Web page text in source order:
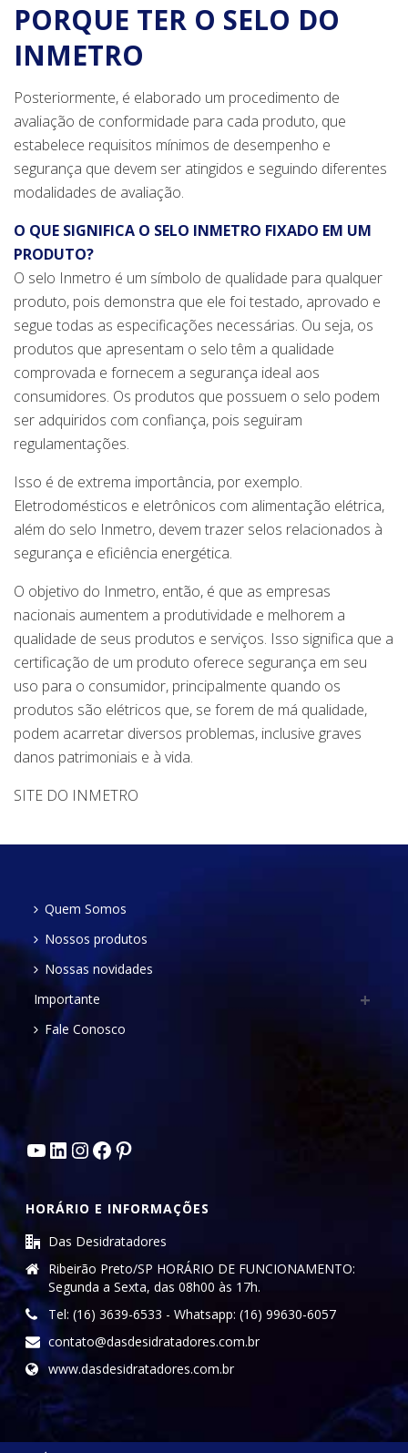
PORQUE TER O SELO DO
INMETRO
Posteriormente, é elaborado um procedimento de
avaliação de conformidade para cada produto, que
estabelece requisitos mínimos de desempenho e
segurança que devem ser atingidos e seguindo diferentes
modalidades de avaliação.
O QUE SIGNIFICA O SELO INMETRO FIXADO EM UM
PRODUTO?
O selo Inmetro é um símbolo de qualidade para qualquer
produto, pois demonstra que ele foi testado, aprovado e
segue todas as especificações necessárias. Ou seja, os
produtos que apresentam o selo têm a qualidade
comprovada e fornecem a segurança ideal aos
consumidores. Os produtos que possuem o selo podem
ser adquiridos com confiança, pois seguiram
regulamentações.
Isso é de extrema importância, por exemplo.
Eletrodomésticos e eletrônicos com alimentação elétrica,
além do selo Inmetro, devem trazer selos relacionados à
segurança e eficiência energética.
O objetivo do Inmetro, então, é que as empresas
nacionais aumentem a produtividade e melhorem a
qualidade de seus produtos e serviços. Isso significa que a
certificação de um produto oferece segurança em seu
uso para o consumidor, principalmente quando os
produtos são elétricos que, se forem de má qualidade,
podem acarretar diversos problemas, inclusive graves
danos patrimoniais e à vida.
SITE DO INMETRO
Quem Somos
Nossos produtos
Nossas novidades
Importante
Fale Conosco
Youtube
LinkedIn
Instagram
Facebook
Pinterest
HORÁRIO E INFORMAÇÕES
Das Desidratadores
Ribeirão Preto/SP HORÁRIO DE FUNCIONAMENTO:
Segunda a Sexta, das 08h00 às 17h.
Tel: (16) 3639-6533 - Whatsapp: (16) 99630-6057
contato@dasdesidratadores.com.br
www.dasdesidratadores.com.br